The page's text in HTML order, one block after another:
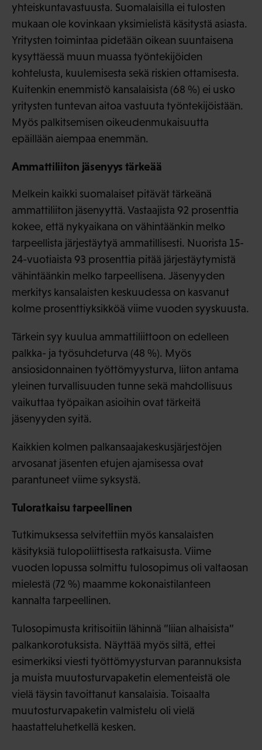
yhteiskuntavastuusta. Suomalaisilla ei tulosten
mukaan ole kovinkaan yksimielistä käsitystä asiasta.
Yritysten toimintaa pidetään oikean suuntaisena
kysyttäessä muun muassa työntekijöiden
kohtelusta, kuulemisesta sekä riskien ottamisesta.
Kuitenkin enemmistö kansalaisista (68 %) ei usko
yritysten tuntevan aitoa vastuuta työntekijöistään.
Myös palkitsemisen oikeudenmukaisuutta
epäillään aiempaa enemmän.
Ammattiliiton jäsenyys tärkeää
Melkein kaikki suomalaiset pitävät tärkeänä
ammattiliiton jäsenyyttä. Vastaajista 92 prosenttia
kokee, että nykyaikana on vähintäänkin melko
tarpeellista järjestäytyä ammatillisesti. Nuorista 15-
24-vuotiaista 93 prosenttia pitää järjestäytymistä
vähintäänkin melko tarpeellisena. Jäsenyyden
merkitys kansalaisten keskuudessa on kasvanut
kolme prosenttiyksikköä viime vuoden syyskuusta.
Tärkein syy kuulua ammattiliittoon on edelleen
palkka- ja työsuhdeturva (48 %). Myös
ansiosidonnainen työttömyysturva, liiton antama
yleinen turvallisuuden tunne sekä mahdollisuus
vaikuttaa työpaikan asioihin ovat tärkeitä
jäsenyyden syitä.
Kaikkien kolmen palkansaajakeskusjärjestöjen
arvosanat jäsenten etujen ajamisessa ovat
parantuneet viime syksystä.
Tuloratkaisu tarpeellinen
Tutkimuksessa selvitettiin myös kansalaisten
käsityksiä tulopoliittisesta ratkaisusta. Viime
vuoden lopussa solmittu tulosopimus oli valtaosan
mielestä (72 %) maamme kokonaistilanteen
kannalta tarpeellinen.
Tulosopimusta kritisoitiin lähinnä ”liian alhaisista”
palkankorotuksista. Näyttää myös siltä, ettei
esimerkiksi viesti työttömyysturvan parannuksista
ja muista muutosturvapaketin elementeistä ole
vielä täysin tavoittanut kansalaisia. Toisaalta
muutosturvapaketin valmistelu oli vielä
haastatteluhetkellä kesken.